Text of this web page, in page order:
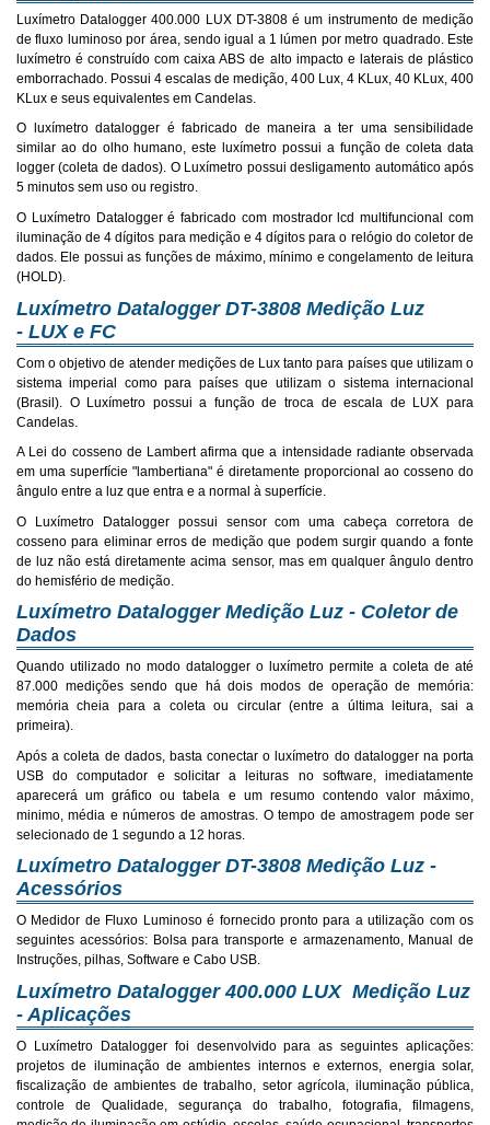
Luxímetro Datalogger 400.000 LUX DT-3808 é um instrumento de medição
de fluxo luminoso por área, sendo igual a 1 lúmen por metro quadrado. Este
luxímetro é construído com caixa ABS de alto impacto e laterais de plástico
emborrachado. Possui 4 escalas de medição, 400 Lux, 4 KLux, 40 KLux, 400
KLux e seus equivalentes em Candelas.
O luxímetro datalogger é fabricado de maneira a ter uma sensibilidade
similar ao do olho humano, este luxímetro possui a função de coleta data
logger (coleta de dados). O Luxímetro possui desligamento automático após
5 minutos sem uso ou registro.
O Luxímetro Datalogger é fabricado com mostrador lcd multifuncional com
iluminação de 4 dígitos para medição e 4 dígitos para o relógio do coletor de
dados. Ele possui as funções de máximo, mínimo e congelamento de leitura
(HOLD).
Luxímetro Datalogger DT-3808 Medição Luz
- LUX e FC
Com o objetivo de atender medições de Lux tanto para países que utilizam o
sistema imperial como para países que utilizam o sistema internacional
(Brasil). O Luxímetro possui a função de troca de escala de LUX para
Candelas.
A Lei do cosseno de Lambert afirma que a intensidade radiante observada
em uma superfície "lambertiana" é diretamente proporcional ao cosseno do
ângulo entre a luz que entra e a normal à superfície.
O Luxímetro Datalogger possui sensor com uma cabeça corretora de
cosseno para eliminar erros de medição que podem surgir quando a fonte
de luz não está diretamente acima sensor, mas em qualquer ângulo dentro
do hemisfério de medição.
Luxímetro Datalogger Medição Luz - Coletor de
Dados
Quando utilizado no modo datalogger o luxímetro permite a coleta de até
87.000 medições sendo que há dois modos de operação de memória:
memória cheia para a coleta ou circular (entre a última leitura, sai a
primeira).
Após a coleta de dados, basta conectar o luxímetro do datalogger na porta
USB do computador e solicitar a leituras no software, imediatamente
aparecerá um gráfico ou tabela e um resumo contendo valor máximo,
minimo, média e números de amostras. O tempo de amostragem pode ser
selecionado de 1 segundo a 12 horas.
Luxímetro Datalogger DT-3808 Medição Luz -
Acessórios
O Medidor de Fluxo Luminoso é fornecido pronto para a utilização com os
seguintes acessórios: Bolsa para transporte e armazenamento, Manual de
Instruções, pilhas, Software e Cabo USB.
Luxímetro Datalogger 400.000 LUX Medição Luz
- Aplicações
O Luxímetro Datalogger foi desenvolvido para as seguintes aplicações:
projetos de iluminação de ambientes internos e externos, energia solar,
fiscalização de ambientes de trabalho, setor agrícola, iluminação pública,
controle de Qualidade, segurança do trabalho, fotografia, filmagens,